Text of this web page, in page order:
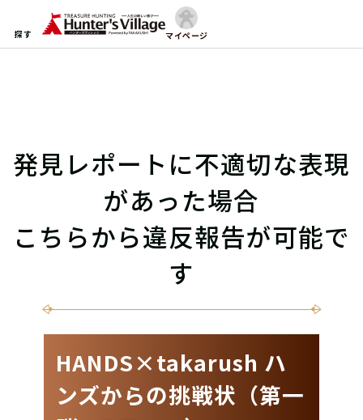
探す マイページ
発見レポートに不適切な表現
があった場合
こちらから違反報告が可能で
す
HANDS×takarush ハ
ンズからの挑戦状（第一